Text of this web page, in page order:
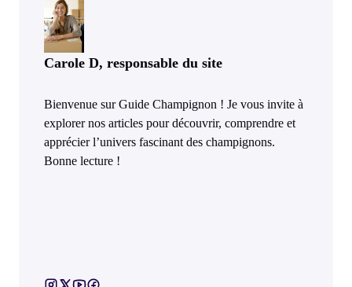
Carole D, responsable du site
Bienvenue sur Guide Champignon ! Je vous invite à
explorer nos articles pour découvrir, comprendre et
apprécier l’univers fascinant des champignons.
Bonne lecture !